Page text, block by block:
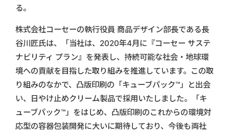
る。
株式会社コーセーの執行役員 商品デザイン部長である長
谷川匠氏は、「当社は、2020年4月に『コーセー サステ
ナビリティ プラン』を発表し、持続可能な社会・地球環
境への貢献を目指した取り組みを推進しています。この取
り組みのなかで、凸版印刷の「キューブパック™」と出会
い、日やけ止めクリーム製品で採用いたしました。「キ
ューブパック™」をはじめ、凸版印刷のこれからの環境対
応型の容器包装開発に大いに期待しており、今後も両社